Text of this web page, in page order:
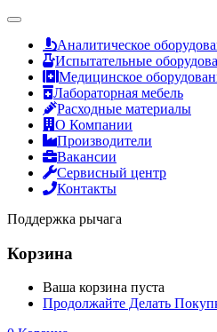
Аналитическое
Испытательные
Медицинское
Лабораторная мебель
Расходные материалы
О Компании
Производители
Вакансии
Сервисный центр
Контакты
Поддержка рычага
Корзина
Ваша корзина пуста
Продолжайте Делать